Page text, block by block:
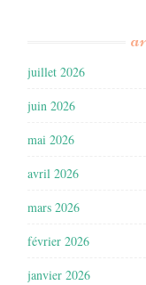
juillet 2026
juin 2026
mai 2026
avril 2026
mars 2026
février 2026
janvier 2026